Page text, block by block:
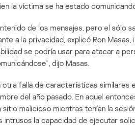
la víctima se ha estado
de los mensajes, pero el sólo
a la privacidad, explicó Ron Masas,
se podría usar para atacar a
dijo Masas.
otra falla de características similares
del año pasado. En aquel
malicioso mientras tenían la
intrusos la capacidad de ejecutar